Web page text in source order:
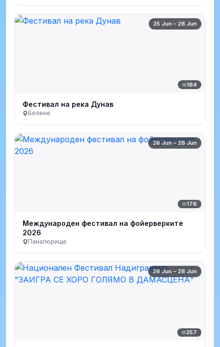
25 Jun – 28 Jun
184
Фестивал на река Дунав
Белене
26 Jun – 28 Jun
176
Международен фестивал на фойерверките
2026
Панагюрище
26 Jun – 28 Jun
257